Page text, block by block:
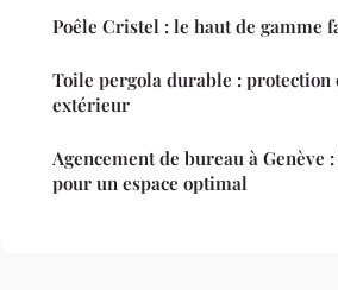
Poêle Cristel : le haut de gamme
Toile pergola durable : protection
extérieur
Agencement de bureau à Genève
pour un espace optimal